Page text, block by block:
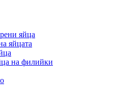
яйца
яйцата
на филийки